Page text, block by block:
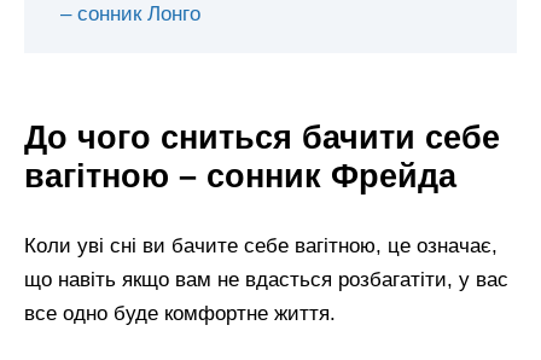
– сонник Лонго
До чого сниться бачити себе
вагітною – сонник Фрейда
Коли уві сні ви бачите себе вагітною, це означає,
що навіть якщо вам не вдасться розбагатіти, у вас
все одно буде комфортне життя.